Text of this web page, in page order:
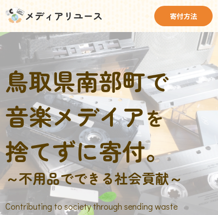
メディアリユース 寄付方法
鳥取県南部町で
音楽メデイアを
捨てずに寄付。
～不用品でできる社会貢献～
Contributing to society through sending waste